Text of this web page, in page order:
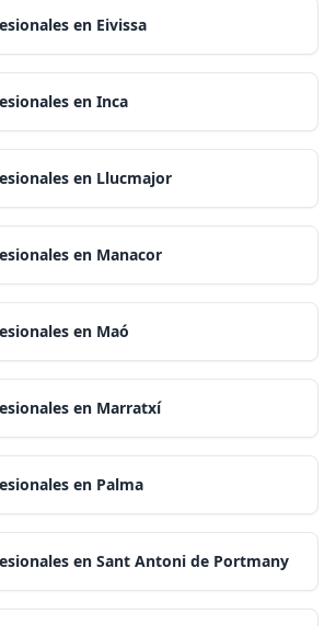
en Eivissa
en Inca
en Llucmajor
en Manacor
en Maó
en Marratxí
en Palma
en Sant Antoni de Portmany